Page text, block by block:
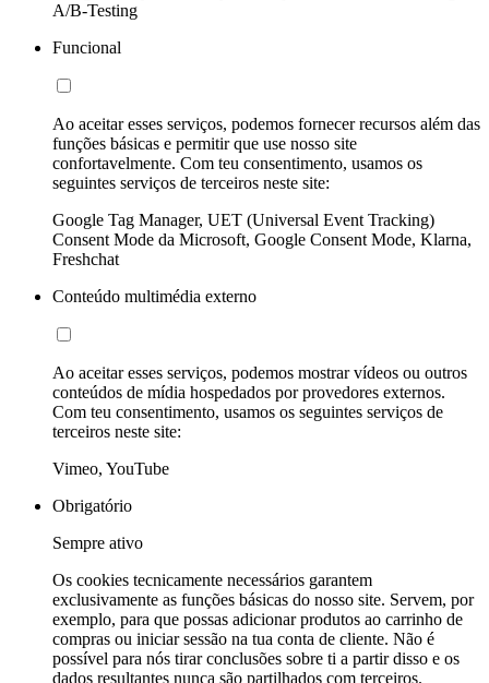
A/B-Testing
Funcional
Ao aceitar esses serviços, podemos fornecer recursos além das
funções básicas e permitir que use nosso site
confortavelmente. Com teu consentimento, usamos os
seguintes serviços de terceiros neste site:
Google Tag Manager, UET (Universal Event Tracking)
Consent Mode da Microsoft, Google Consent Mode, Klarna,
Freshchat
Conteúdo multimédia externo
Ao aceitar esses serviços, podemos mostrar vídeos ou outros
conteúdos de mídia hospedados por provedores externos.
Com teu consentimento, usamos os seguintes serviços de
terceiros neste site:
Vimeo, YouTube
Obrigatório
Sempre ativo
Os cookies tecnicamente necessários garantem
exclusivamente as funções básicas do nosso site. Servem, por
exemplo, para que possas adicionar produtos ao carrinho de
compras ou iniciar sessão na tua conta de cliente. Não é
possível para nós tirar conclusões sobre ti a partir disso e os
dados resultantes nunca são partilhados com terceiros.